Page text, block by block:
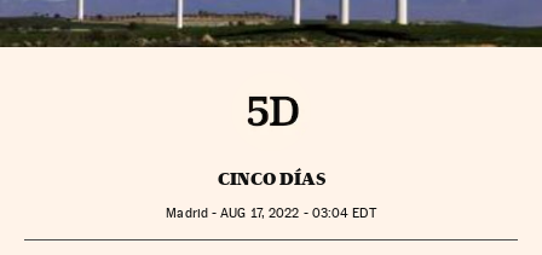
CINCO DÍAS
Madrid -AUG 17, 2022 - 03:04 EDT